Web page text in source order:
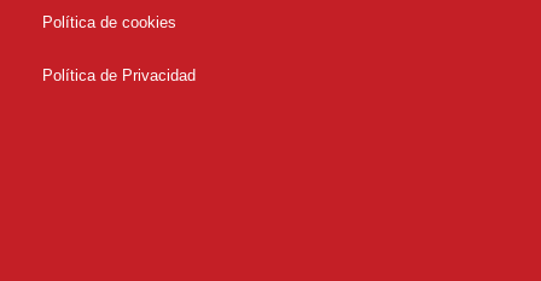
Política de cookies
Política de Privacidad